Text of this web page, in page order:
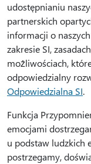
udostępnianiu
partnerskich
informacji o
zakresie SI,
możliwościach,
odpowiedzialny
Odpowiedzialna SI.
Funkcja
emocjami
u podstaw ludzkich
postrzegamy,